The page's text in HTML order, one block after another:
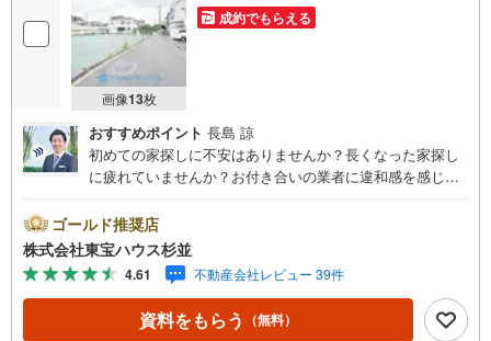
画像13枚
成約でもらえる
おすすめポイント 長島 諒
初めての家探しに不安はありませんか？長くなった家探し
に疲れていませんか？お付き合いの業者に違和感を感じて
したプロが何のしがらみもなく、お客様のが求める理想の
物件をお探しします。【資料請求、内見希望は下の問い合
わせボタンをクリックしてください】ご見学希望の物件以
外も併せてご案内させていただきます。遠慮なくご希望を
お伝えくださいませ。■ご見学について■【営業時間 9:00～
21:00】人気物件は特に問い合わせが集中するため、お早め
ゴールド推奨店
株式会社東宝ハウス杉並
4.61 不動産会社レビュー 39件
資料をもらう （無料）